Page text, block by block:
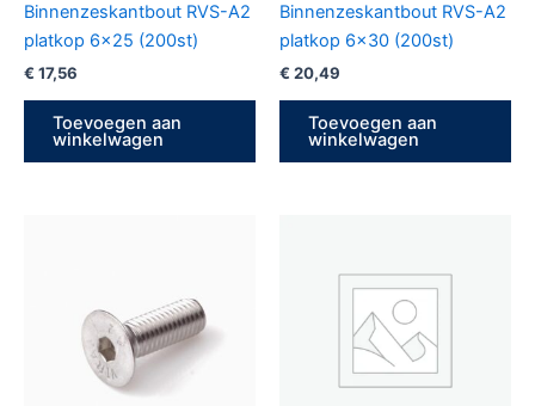
Binnenzeskantbout RVS-A2
platkop 6×25 (200st)
€ 17,56
Toevoegen aan
winkelwagen
Binnenzeskantbout RVS-A2
platkop 6×30 (200st)
€ 20,49
Toevoegen aan
winkelwagen